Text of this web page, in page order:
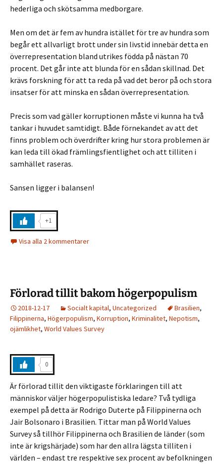
hederliga och skötsamma medborgare.
Men om det är fem av hundra istället för tre av hundra som
begår ett allvarligt brott under sin livstid innebär detta en
överrepresentation bland utrikes födda på nästan 70
procent. Det går inte att blunda för en sådan skillnad. Det
krävs forskning för att ta reda på vad det beror på och stora
insatser för att minska en sådan överrepresentation.
Precis som vad gäller korruptionen måste vi kunna ha två
tankar i huvudet samtidigt. Både förnekandet av att det
finns problem och överdrifter kring hur stora problemen är
kan leda till ökad främlingsfientlighet och att tilliten i
samhället raseras.
Sansen ligger i balansen!
+1
Visa alla 2 kommentarer
Förlorad tillit bakom högerpopulism
2018-12-17 Socialt kapital, Uncategorized Brasilien,
Filippinerna, Högerpopulism, Korruption, Kriminalitet, Nepotism,
ojämlikhet, World Values Survey
0
Är förlorad tillit den viktigaste förklaringen till att
människor väljer högerpopulistiska ledare? Två tydliga
exempel på detta är Rodrigo Duterte på Filippinerna och
Jair Bolsonaro i Brasilien. Tittar man på World Values
Survey så tillhör Filippinerna och Brasilien de länder (som
inte är krigshärjade) som har den allra lägsta tilliten i
världen – endast tre respektive sex procent av befolkningen